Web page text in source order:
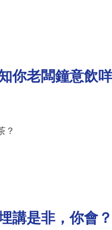
你老闆鐘意飲
？
講是非，你會？